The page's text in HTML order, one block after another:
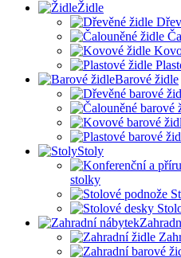
Židle
Barové židle
Stoly
stolky